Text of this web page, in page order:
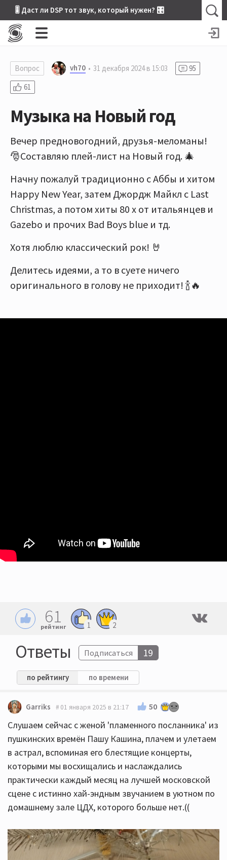
🎚 Даст ли DSP тот звук, который нужен? 🎛
Вопрос vh70 31 декабря 2024 в 15:03
95
61
Музыка на Новый год
Вечер предновогодний, друзья-меломаны!
🎅Составляю плей-лист на Новый год. 🎄
Начну пожалуй традиционно с Аббы и хитом
Happy New Year, затем Джордж Майкл с Last
Christmas, а потом хиты 80 х от итальянцев и
Gazebo и прочих Bad Boys blue и тд.
Хотя люблю классический рок! 🤘
Делитесь идеями, а то в суете ничего
оригинального в голову не приходит! 🍾🔥
61
рейтинг 1 2
Ответы Подписаться 19
по рейтингу по времени
Garriks 01 января 2025 в 21:17 50
Слушаем сейчас с женой 'пламенного посланника' из
пушкинских времён Пашу Кашина, плачем и улетаем
в астрал, вспоминая его блестящие концерты,
которыми мы восхищались и наслаждались
практически каждый месяц на лучшей московской
сцене с истинно хай-эндным звучанием в уютном по
домашнему зале ЦДХ, которого больше нет.((